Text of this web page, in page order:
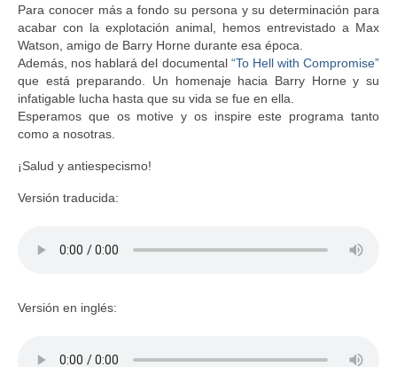
Para conocer más a fondo su persona y su determinación para
acabar con la explotación animal, hemos entrevistado a Max
Watson, amigo de Barry Horne durante esa época.
Además, nos hablará del documental “To Hell with Compromise”
que está preparando. Un homenaje hacia Barry Horne y su
infatigable lucha hasta que su vida se fue en ella.
Esperamos que os motive y os inspire este programa tanto
como a nosotras.
¡Salud y antiespecismo!
Versión traducida:
Versión en inglés: